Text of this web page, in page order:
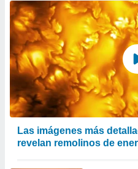
Las imágenes más
revelan remolinos de